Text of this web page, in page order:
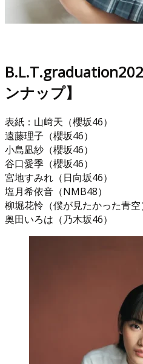
ンナップ】
表紙：山﨑天（櫻坂46）
遠藤理子（櫻坂46）
小島凪紗（櫻坂46）
谷口愛季（櫻坂46）
宮地すみれ（日向坂46）
塩月希依音（NMB48）
柳堀花怜（僕が見たかった青空
奥田いろは（乃木坂46）